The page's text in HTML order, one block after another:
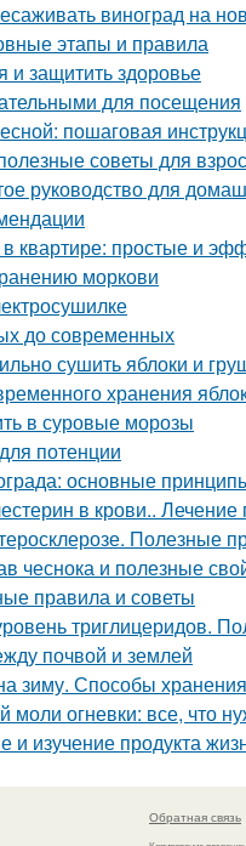
виноград на
этапы и правила
и защитить здоровье
для посещения
пошаговая
советы для
руководство для
квартире: простые и
моркови
до современных
сушить яблоки и
хранения
в суровые морозы
потенции
основные
в крови..
Полезные
чеснока и полезные
правила и советы
триглицеридов.
почвой и землей
зиму. Способы
моли огневки: все, что
изучение продукта
Обратная связь